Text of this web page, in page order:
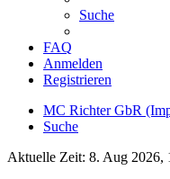
Suche
FAQ
Anmelden
Registrieren
MC Richter GbR
Suche
Aktuelle Zeit: 8. Aug 2026,